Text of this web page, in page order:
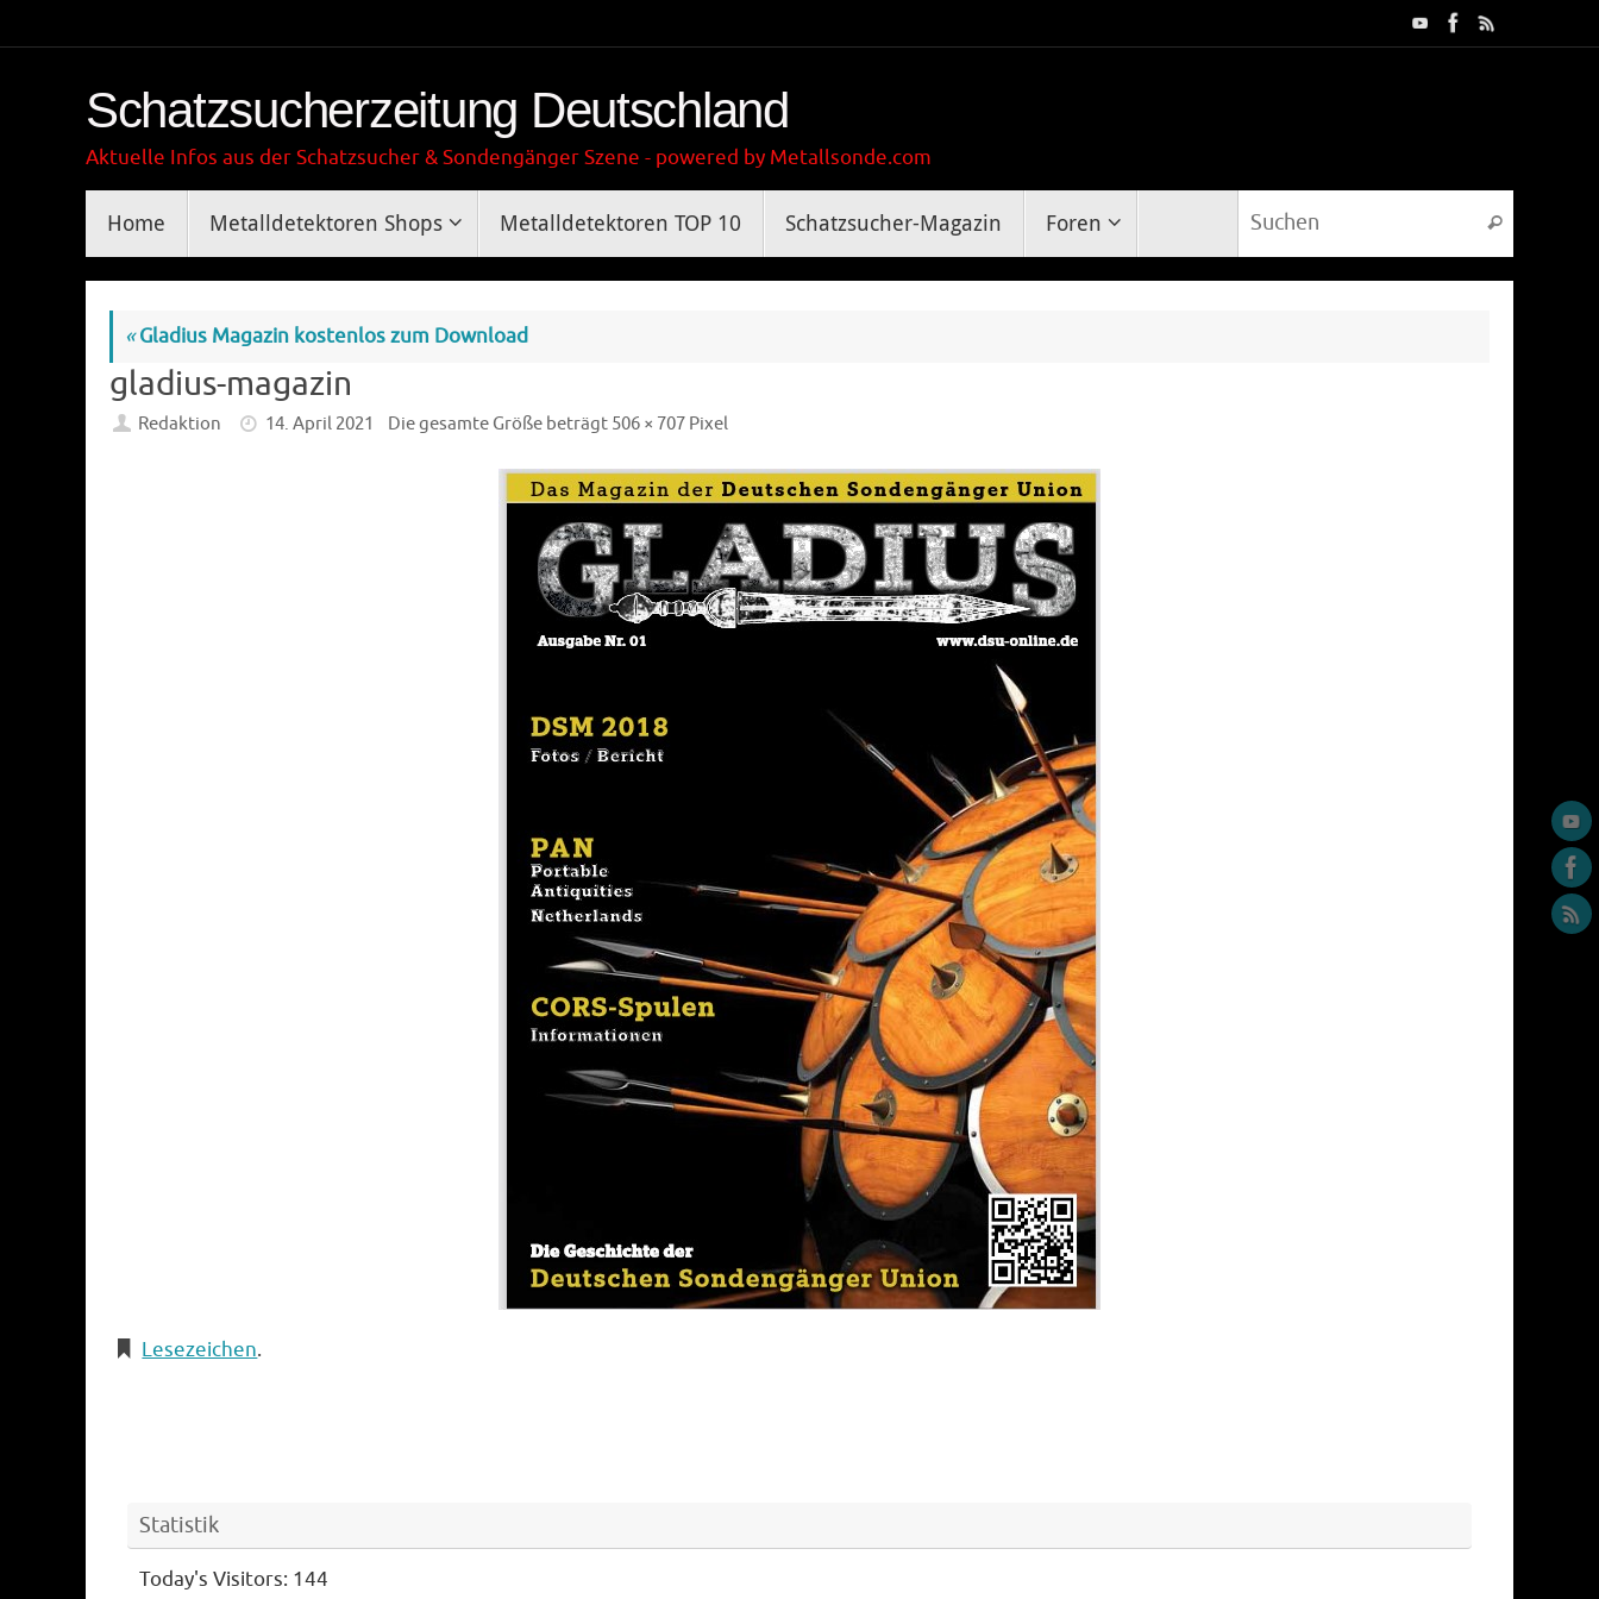
Inhalt
Schatzsucherzeitung Deutschland
Aktuelle Infos aus der Schatzsucher & Sondengänger Szene - powered by Metallsonde.com
Inhalt
Home Metalldetektoren Shops Metalldetektoren TOP 10 Schatzsucher-Magazin Foren Suchen
«Gladius Magazin kostenlos zum Download
gladius-magazin
Redaktion 14. April 2021 Die gesamte Größe beträgt 506 × 707Pixel
Lesezeichen.
Statistik
Today's Visitors: 144